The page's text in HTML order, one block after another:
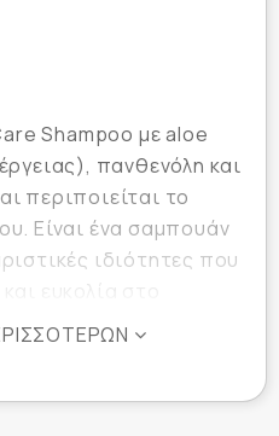
Shampoo με aloe
πανθενόλη και
περιποιείται το
Είναι ένα σαμπουάν
ιδιότητες που
ευκολία στο